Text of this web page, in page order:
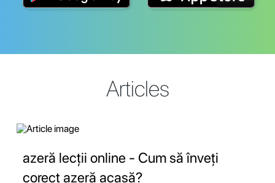
Articles
azeră lecții online - Cum să înveți
corect azeră acasă?